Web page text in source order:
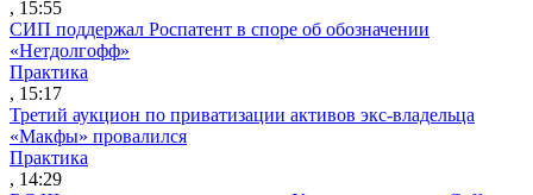
, 15:55
СИП поддержал Роспатент в споре об обозначении
«Нетдолгофф»
Практика
, 15:17
Третий аукцион по приватизации активов экс-владельца
«Макфы» провалился
Практика
, 14:29